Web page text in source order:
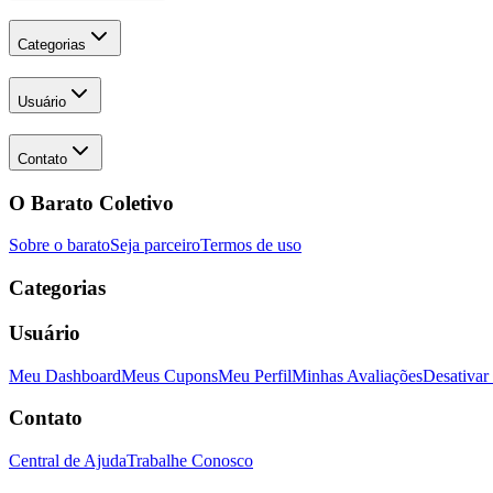
Categorias
Usuário
Contato
O Barato Coletivo
Sobre o baratoSeja parceiroTermos de uso
Categorias
Usuário
Meu DashboardMeus CuponsMeu PerfilMinhas AvaliaçõesDesativar
Contato
Central de AjudaTrabalhe Conosco